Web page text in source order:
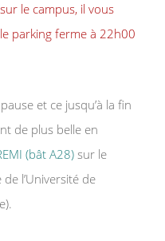
le campus, il vous
parking ferme à 22h00
et ce jusqu’à la fin
de plus belle en
(bât A28)sur le
l’Université de